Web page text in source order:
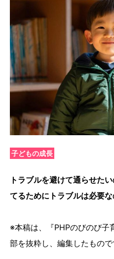
子どもの成長
トラブルを避けて通らせた
てるためにトラブルは必要な
※本稿は、『PHPのびのび子
部を抜粋し、編集したもので